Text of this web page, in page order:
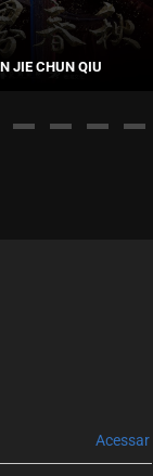
JIE CHUN QIU
Acessar